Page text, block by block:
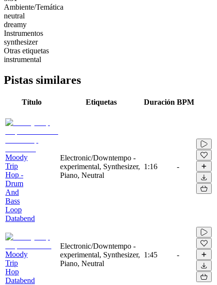
Ambiente/Temática
neutral
dreamy
Instrumentos
synthesizer
Otras etiquetas
instrumental
Pistas similares
Título Etiquetas Duración BPM
Moody
Trip
Hop -
Drum
And
Bass
Loop
Databend
Electronic/Downtempo -
experimental, Synthesizer,
Piano, Neutral
1:16 -
Moody
Trip
Hop
Databend
Electronic/Downtempo -
experimental, Synthesizer,
Piano, Neutral
1:45 -